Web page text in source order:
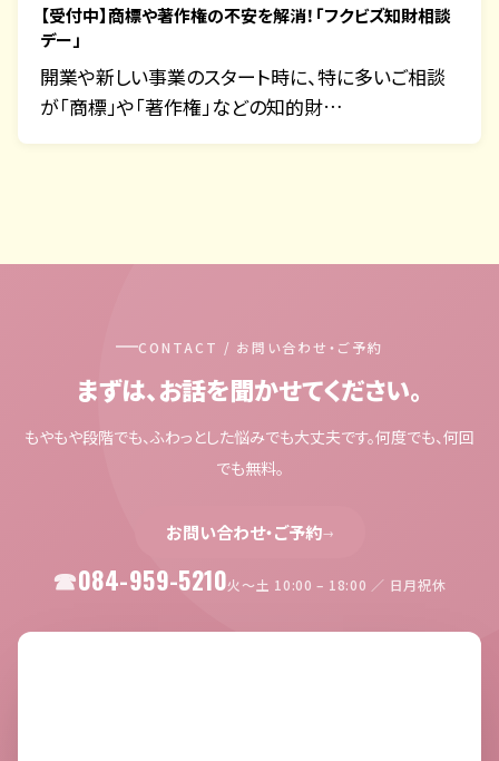
【受付中】商標や著作権の不安を解消！「フクビズ知財相談
デー」
開業や新しい事業のスタート時に、特に多いご相談
が「商標」や「著作権」などの知的財…
CONTACT / お問い合わせ・ご予約
まずは、お話を聞かせてください。
もやもや段階でも、ふわっとした悩みでも大丈夫です。何度でも、何回
でも無料。
お問い合わせ・ご予約→
084-959-5210火〜土 10:00 – 18:00 ／ 日月祝休